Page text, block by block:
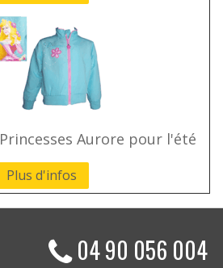
Aurore pour l'été
Plus d'infos
04 90 056 004